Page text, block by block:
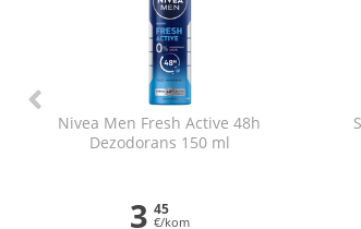
Nivea Men Fresh Active 48h
Dezodorans 150 ml
3 45
€/kom